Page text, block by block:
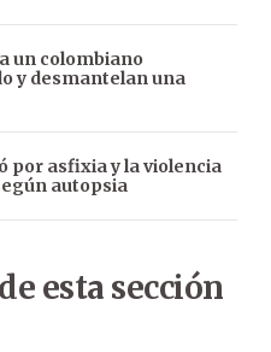
un colombiano
y desmantelan una
por asfixia y la violencia
autopsia
esta sección